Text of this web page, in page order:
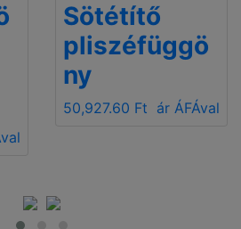
Sötétítő
pliszéfüggö
ny
50,927.60 Ft ár ÁFÁval